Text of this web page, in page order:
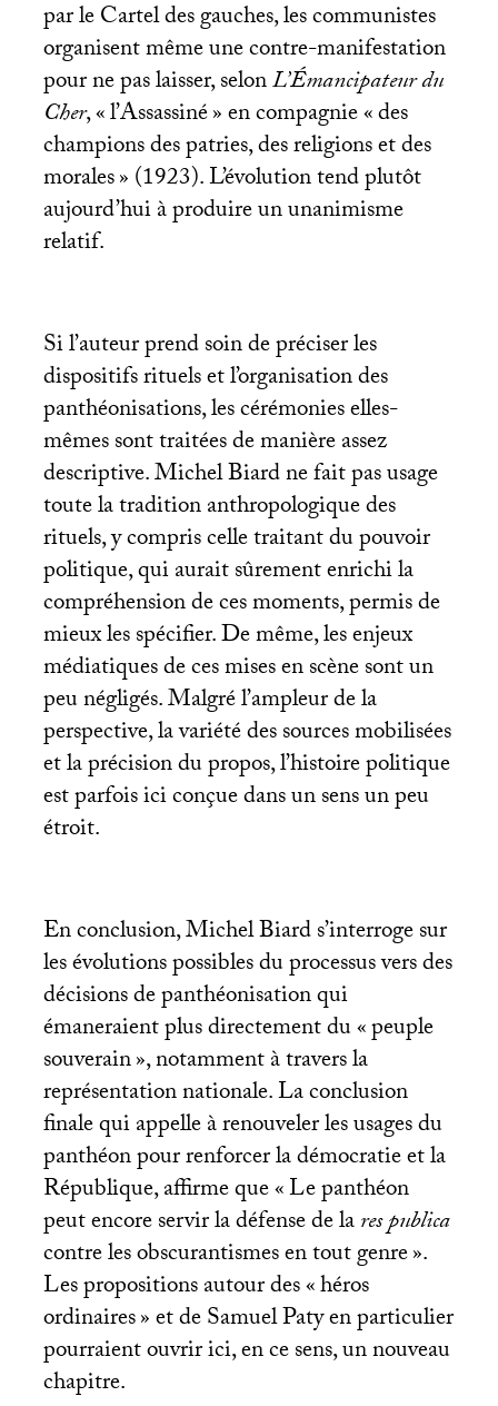
par le Cartel des gauches, les communistes
organisent même une contre-manifestation
pour ne pas laisser, selonL’Émancipateur du
Cher, «l’Assassiné» en compagnie «des
champions des patries, des religions et des
morales» (1923). L’évolution tend plutôt
aujourd’hui à produire un unanimisme
relatif.
Si l’auteur prend soin de préciser les
dispositifs rituels et l’organisation des
panthéonisations, les cérémonies elles-
mêmes sont traitées de manière assez
descriptive. Michel Biard ne fait pas usage
toute la tradition anthropologique des
rituels, y compris celle traitant du pouvoir
politique, qui aurait sûrement enrichi la
compréhension de ces moments, permis de
mieux les spécifier. De même, les enjeux
médiatiques de ces mises en scène sont un
peu négligés. Malgré l’ampleur de la
perspective, la variété des sources mobilisées
et la précision du propos, l’histoire politique
est parfois ici conçue dans un sens un peu
étroit.
En conclusion, Michel Biard s’interroge sur
les évolutions possibles du processus vers des
décisions de panthéonisation qui
émaneraient plus directement du «peuple
souverain», notamment à travers la
représentation nationale. La conclusion
finale qui appelle à renouveler les usages du
panthéon pour renforcer la démocratie et la
République, affirme que «Le panthéon
peut encore servir la défense de larespublica
contre les obscurantismes en tout genre».
Les propositions autour des «héros
ordinaires» et de Samuel Paty en particulier
pourraient ouvrir ici, en ce sens, un nouveau
chapitre.